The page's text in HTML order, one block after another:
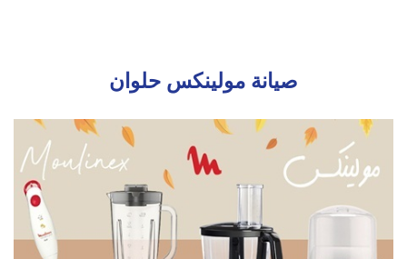
صيانة مولينكس حلوان